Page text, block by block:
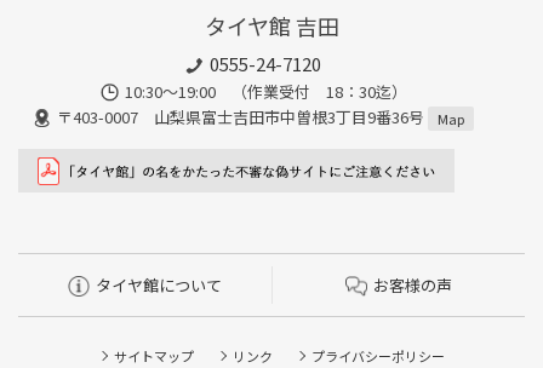
タイヤ館 吉田
0555-24-7120
10:30～19:00 （作業受付 18：30迄）
〒403-0007 山梨県富士吉田市中曽根3丁目9番36号
Map
タイヤ館について お客様の声
サイトマップ リンク プライバシーポリシー